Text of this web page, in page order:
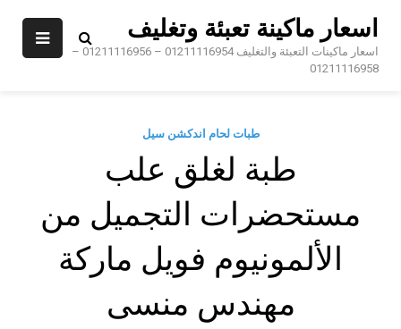
اسعار ماكينة تعبئة وتغليف
اسعار ماكينات التعبئة والتغليف 01211116954 – 01211116956 –
01211116958
طبات لحام اندكشن سيل
طبة لغلق علب
مستحضرات التجميل من
الألمونيوم فويل ماركة
مهندس منسى